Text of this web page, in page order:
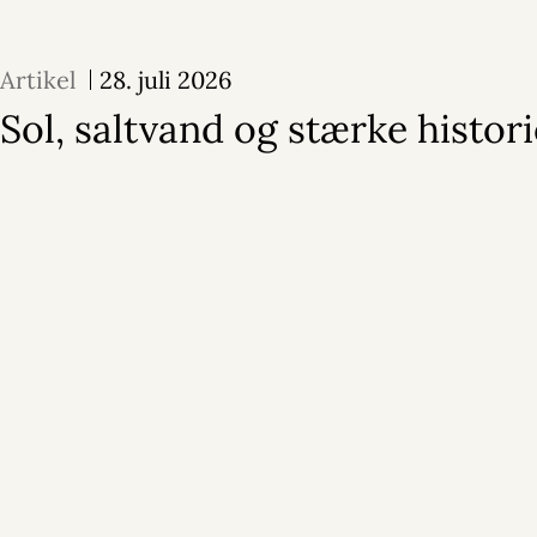
Artikel 28. juli 2026
Sol, saltvand og stærke